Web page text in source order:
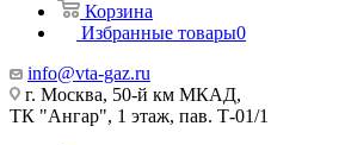
Корзина
Избранные товары0
info@vta-gaz.ru
г. Москва, 50-й км МКАД,
ТК "Ангар", 1 этаж, пав. Т-01/1